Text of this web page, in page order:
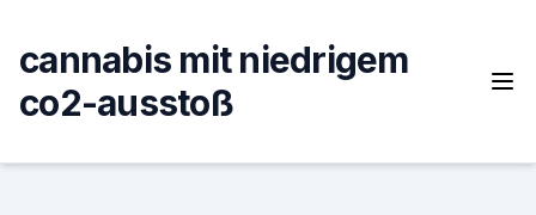
content
cannabis mit niedrigem
co2-ausstoß